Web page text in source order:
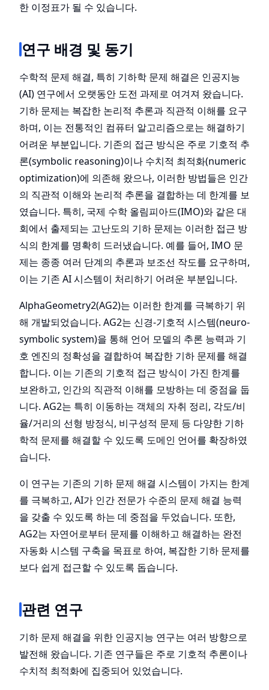
한 이정표가 될 수 있습니다.
연구 배경 및 동기
수학적 문제 해결, 특히 기하학 문제 해결은 인공지능
(AI) 연구에서 오랫동안 도전 과제로 여겨져 왔습니다.
기하 문제는 복잡한 논리적 추론과 직관적 이해를 요구
하며, 이는 전통적인 컴퓨터 알고리즘으로는 해결하기
어려운 부분입니다. 기존의 접근 방식은 주로 기호적 추
론(symbolic reasoning)이나 수치적 최적화(numeric
optimization)에 의존해 왔으나, 이러한 방법들은 인간
의 직관적 이해와 논리적 추론을 결합하는 데 한계를 보
였습니다. 특히, 국제 수학 올림피아드(IMO)와 같은 대
회에서 출제되는 고난도의 기하 문제는 이러한 접근 방
식의 한계를 명확히 드러냈습니다. 예를 들어, IMO 문
제는 종종 여러 단계의 추론과 보조선 작도를 요구하며,
이는 기존 AI 시스템이 처리하기 어려운 부분입니다.
AlphaGeometry2(AG2)는 이러한 한계를 극복하기 위
해 개발되었습니다. AG2는 신경-기호적 시스템(neuro-
symbolic system)을 통해 언어 모델의 추론 능력과 기
호 엔진의 정확성을 결합하여 복잡한 기하 문제를 해결
합니다. 이는 기존의 기호적 접근 방식이 가진 한계를
보완하고, 인간의 직관적 이해를 모방하는 데 중점을 둡
니다. AG2는 특히 이동하는 객체의 자취 정리, 각도/비
율/거리의 선형 방정식, 비구성적 문제 등 다양한 기하
학적 문제를 해결할 수 있도록 도메인 언어를 확장하였
습니다.
이 연구는 기존의 기하 문제 해결 시스템이 가지는 한계
를 극복하고, AI가 인간 전문가 수준의 문제 해결 능력
을 갖출 수 있도록 하는 데 중점을 두었습니다. 또한,
AG2는 자연어로부터 문제를 이해하고 해결하는 완전
자동화 시스템 구축을 목표로 하여, 복잡한 기하 문제를
보다 쉽게 접근할 수 있도록 돕습니다.
관련 연구
기하 문제 해결을 위한 인공지능 연구는 여러 방향으로
발전해 왔습니다. 기존 연구들은 주로 기호적 추론이나
수치적 최적화에 집중되어 있었습니다.